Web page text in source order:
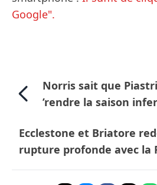
Google".
Norris sait que
’rendre la saison
Ecclestone et Briatore
rupture profonde avec la